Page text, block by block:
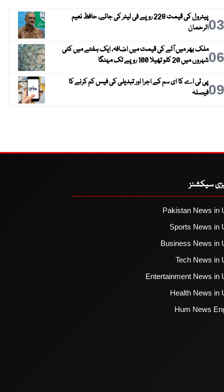
03
پیٹرول کی قیمت 228 روپے فی لیٹر کی جائے، حافظ نعیم
الرحمان
06ملک بھر میں آٹے کی قیمت میں اضافہ، ایک ہفتے میں کئی
شہروں میں 20 کلو تھیلا 100 روپے تک مہنگا
09پی ٹی اے کا ای سم کے اجرا اور تبدیلی کی فیس کم کرنے کا
فیصلہ
سیکشنز
Pakistan News in
Sports News in
Business News in
Tech News in
Entertainment News in
Health News in
Hum News